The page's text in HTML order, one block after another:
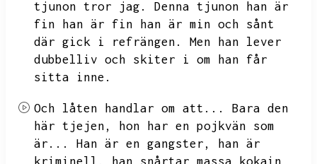
tjunon tror jag.
Denna tjunon han är
fin han är fin han är min och sånt
där gick i refrängen.
Men han lever
dubbelliv och skiter i om han får
sitta inne.
Och låten handlar om att...
Bara den
här tjejen,
hon har en pojkvän som
är...
Han är en gangster,
han är
kriminell,
han snårtar massa kokain